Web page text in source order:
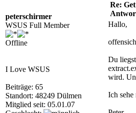
peterschirmer
WSUS Full Member
Offline
I Love WSUS
Beiträge: 65
Standort: 48249 Dülmen
Mitglied seit: 05.01.07
Re:
Hallo,
Du
wird.
Ich